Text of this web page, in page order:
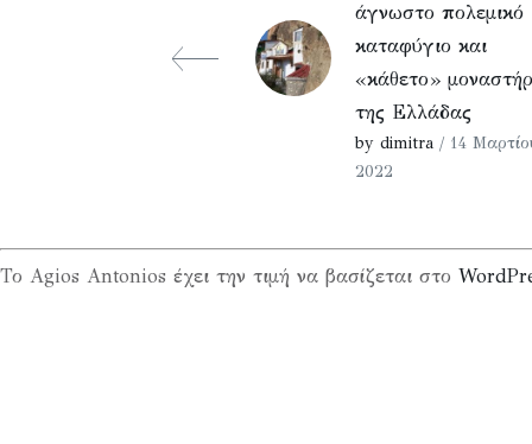
άγνωστο πολεμικό
καταφύγιο και
«κάθετο»
της Ελλάδας
by dimitra / 14
2022
Το Agios Antonios έχει την τιμή να βασίζεται στο